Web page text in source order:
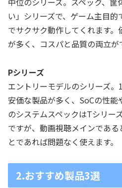
い」シリーズで、ゲーム主目
でサクサク動作してくれます
が多く、コスパと品質の両立が
Pシリーズ
エントリーモデルのシリーズ
安価な製品が多く、SoCの性
のシステムスペックはTシリー
ですが、動画視聴メインであ
とであれば問題なく使えます。
2.おすすめ製品3選